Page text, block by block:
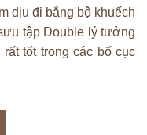
dịu đi bằng bộ khuếch
tập Double lý tưởng
tốt trong các bố cục